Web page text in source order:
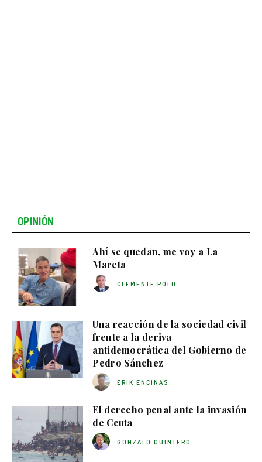
OPINIÓN
Ahí se quedan, me voy a La
Mareta
CLEMENTE POLO
Una reacción de la sociedad civil
frente a la deriva
antidemocrática del Gobierno de
Pedro Sánchez
ERIK ENCINAS
El derecho penal ante la invasión
de Ceuta
GONZALO QUINTERO